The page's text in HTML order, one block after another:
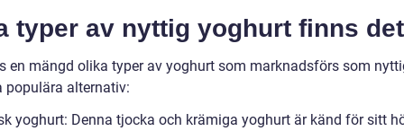
typer av nyttig yoghurt finns
en mängd olika typer av yoghurt som marknadsförs som
populära alternativ:
yoghurt: Denna tjocka och krämiga yoghurt är känd för sitt